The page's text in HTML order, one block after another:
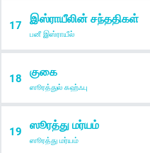
17 இஸ்ராயீலின் சந்ததிகள்
பனீ இஸ்ராயீல்
18 குகை
ஸூரத்துல் கஹ்ஃபு
19 ஸூரத்து மர்யம்
ஸூரத்து மர்யம்